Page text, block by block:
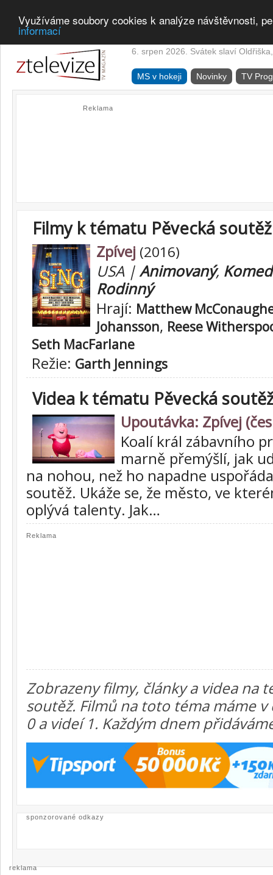
Využíváme soubory cookies k analýze návštěvnosti,
informací
6. srpen 2026. Svátek slaví
MS v hokeji Novinky TV
Reklama
Filmy k tématu Pěvecká soutěž
Zpívej (2016)
USA |Animovaný,
Rodinný
Hrají: Matthew
Johansson, Reese
Seth MacFarlane
Režie: Garth Jennings
Videa k tématu Pěvecká
Upoutávka: Zpívej
Koalí král zábavního
marně přemýšlí, jak
na nohou, než ho napadne
soutěž. Ukáže se, že město, ve
oplývá talenty. Jak…
Reklama
Zobrazeny filmy, články a videa na
soutěž. Filmů na toto téma máme v
0 a videí 1. Každým dnem
sponzorované odkazy
reklama